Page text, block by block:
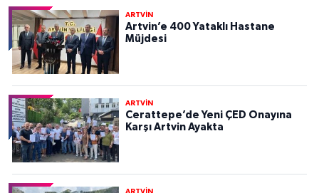
ARTVİN
Artvin’e 400 Yataklı Hastane
Müjdesi
ARTVİN
Cerattepe’de Yeni ÇED Onayına
Karşı Artvin Ayakta
ARTVİN